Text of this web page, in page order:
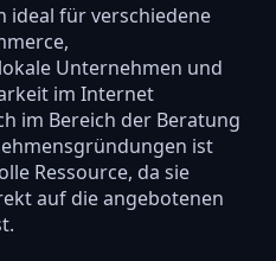
ideal für verschiedene
Unternehmen und
im Internet
im Bereich der Beratung
ist
Ressource, da sie
auf die angebotenen